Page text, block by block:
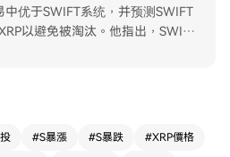
中优于SWIFT系统，并预测SWIFT
以避免被淘汰。他指出，SWIFT
，技术路径已就绪。 他进一步
#S暴漲 #S暴跌 #XRP價格